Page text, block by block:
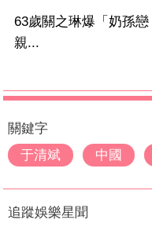
63歲關之琳爆「奶孫
親...
關鍵字
于清斌
中國
追蹤娛樂星聞